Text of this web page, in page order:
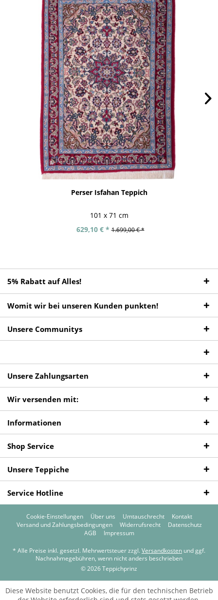
Perser Isfahan Teppich
101 x 71 cm
629,10 € * 1.699,00 € *
5% Rabatt auf Alles!
Womit wir bei unseren Kunden punkten!
Unsere Communitys
Unsere Zahlungsarten
Wir versenden mit:
Informationen
Shop Service
Unsere Teppiche
Service Hotline
Cookie-Einstellungen Über uns Umtauschrecht
Kontakt
Versand und Zahlungsbedingungen
Widerrufsrecht
Datenschutz
AGB
Impressum
* Alle Preise inkl. gesetzl. Mehrwertsteuer zzgl. Versandkosten und ggf.
Nachnahmegebühren, wenn nicht anders beschrieben
© 2026 Teppichprinz
Diese Website benutzt Cookies, die für den technischen Betrieb